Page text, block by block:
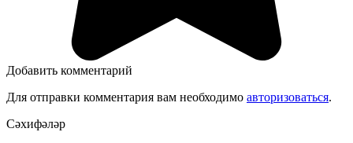
Добавить комментарий
Для отправки комментария вам необходимо авторизоваться.
Сәхифәләр